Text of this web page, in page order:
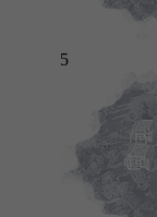
5